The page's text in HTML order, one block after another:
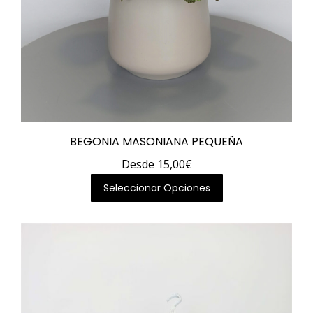
BEGONIA MASONIANA PEQUEÑA
Desde 15,00€
Seleccionar Opciones
producto
tiene